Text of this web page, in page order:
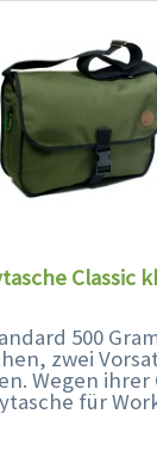
Classic
500
zwei
Wegen ihrer
für
bietet...